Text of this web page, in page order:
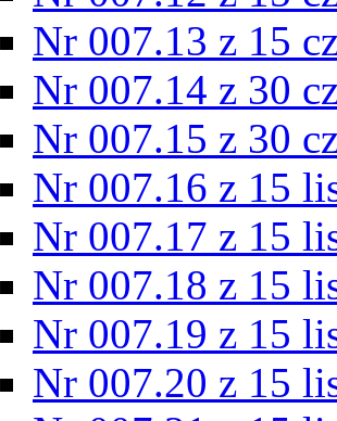
Nr 007.13 z 15
Nr 007.14 z 30
Nr 007.15 z 30
Nr 007.16 z 15
Nr 007.17 z 15
Nr 007.18 z 15
Nr 007.19 z 15
Nr 007.20 z 15